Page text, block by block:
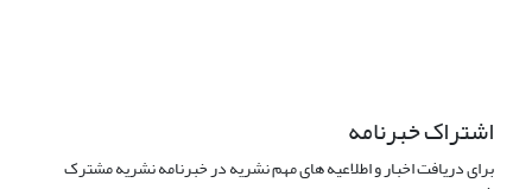
اشتراک خبرنامه
برای دریافت اخبار و اطلاعیه های مهم نشریه در خبرنامه نشریه مشترک